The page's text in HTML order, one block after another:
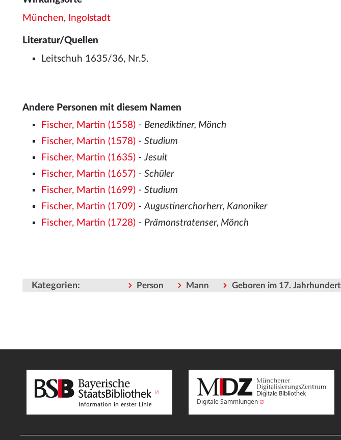
München, Ingolstadt
Literatur/Quellen
Leitschuh 1635/36, Nr.5.
Andere Personen mit diesem Namen
Fischer, Martin (1558) - Benediktiner, Mönch
Fischer, Martin (1578) -Studium
Fischer, Martin (1635) -Jesuit
Fischer, Martin (1657) -Schüler
Fischer, Martin (1699) -Studium
Fischer, Martin (1709) -Augustinerchorherr, Kanoniker
Fischer, Martin (1728) - Prämonstratenser, Mönch
Kategorien: Person Mann Geboren im 17. Jahrhundert
Digitale Sammlungen